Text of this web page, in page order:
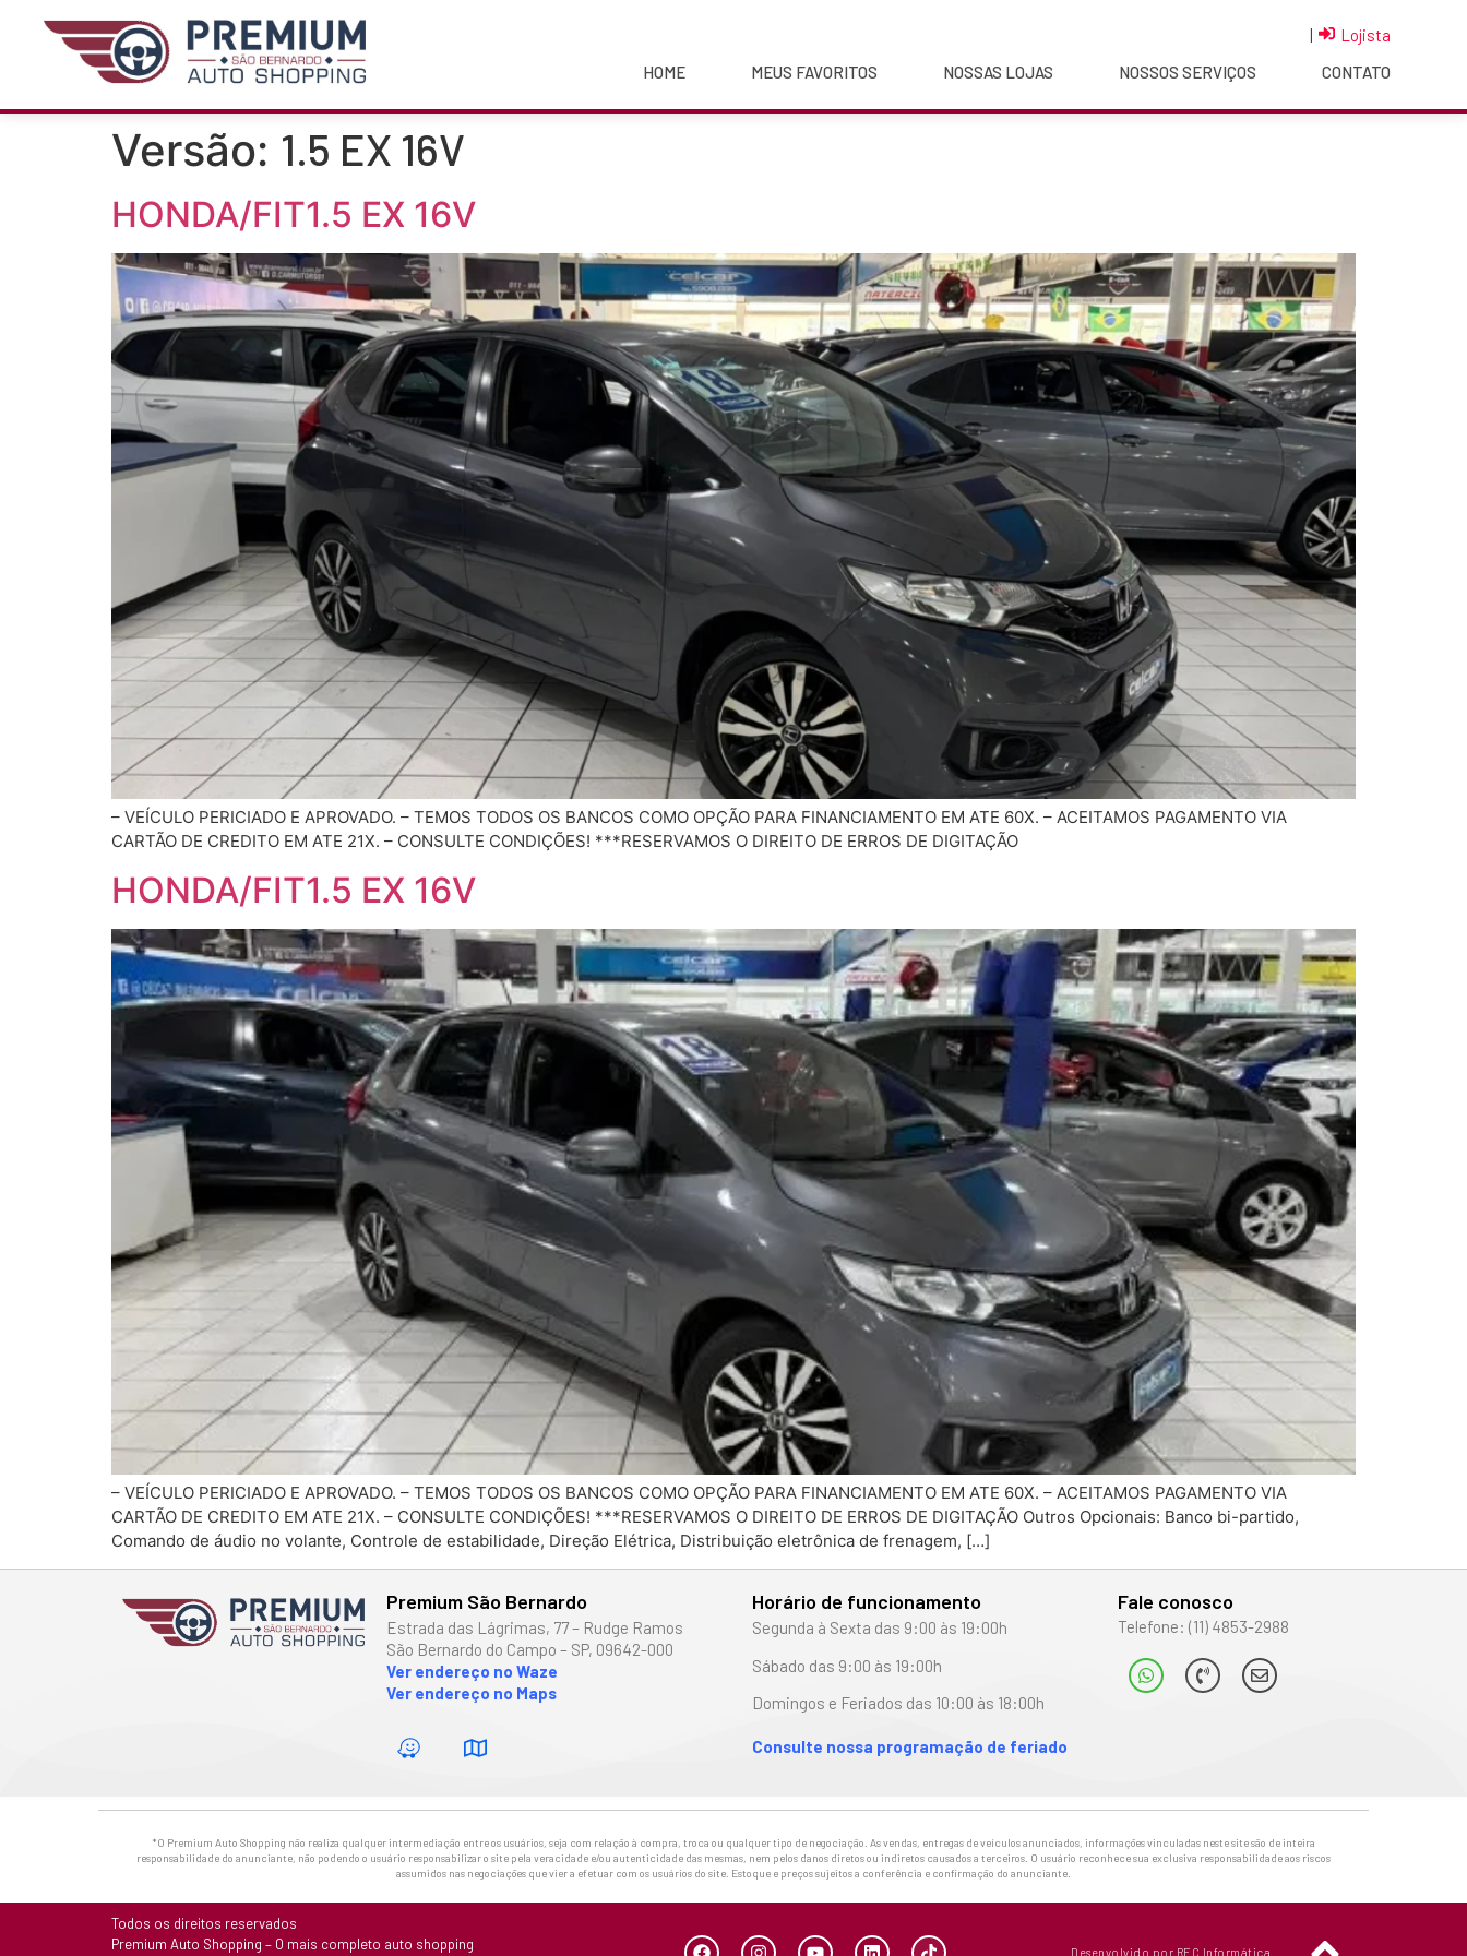
|
Lojista
HOME
MEUS FAVORITOS NOSSAS LOJAS NOSSOS SERVIÇOS CONTATO
Versão: 1.5 EX 16V
HONDA/FIT1.5 EX 16V
– VEÍCULO PERICIADO E APROVADO. – TEMOS TODOS OS BANCOS COMO OPÇÃO PARA FINANCIAMENTO EM ATE 60X. – ACEITAMOS PAGAMENTO VIA
CARTÃO DE CREDITO EM ATE 21X. – CONSULTE CONDIÇÕES! ***RESERVAMOS O DIREITO DE ERROS DE DIGITAÇÃO
HONDA/FIT1.5 EX 16V
– VEÍCULO PERICIADO E APROVADO. – TEMOS TODOS OS BANCOS COMO OPÇÃO PARA FINANCIAMENTO EM ATE 60X. – ACEITAMOS PAGAMENTO VIA
CARTÃO DE CREDITO EM ATE 21X. – CONSULTE CONDIÇÕES! ***RESERVAMOS O DIREITO DE ERROS DE DIGITAÇÃO Outros Opcionais: Banco bi-partido,
Comando de áudio no volante, Controle de estabilidade, Direção Elétrica, Distribuição eletrônica de frenagem, […]
Premium São Bernardo
Estrada das Lágrimas, 77 – Rudge Ramos
São Bernardo do Campo – SP, 09642-000
Ver endereço no Waze
Ver endereço no Maps
Horário de funcionamento
Segunda à Sexta das 9:00 às 19:00h
Sábado das 9:00 às 19:00h
Domingos e Feriados das 10:00 às 18:00h
Consulte nossa programação de feriado
Fale conosco
Telefone: (11) 4853-2988
*O Premium Auto Shopping não realiza qualquer intermediação entre os usuários, seja com relação à compra, troca ou qualquer tipo de negociação. As vendas, entregas de veículos anunciados, informações vinculadas neste site são de inteira
responsabilidade do anunciante, não podendo o usuário responsabilizar o site pela veracidade e/ou autenticidade das mesmas, nem pelos danos diretos ou indiretos causados a terceiros. O usuário reconhece sua exclusiva responsabilidade aos riscos
assumidos nas negociações que vier a efetuar com os usuários do site. Estoque e preços sujeitos a conferência e confirmação do anunciante.
Todos os direitos reservados
Premium Auto Shopping – O mais completo auto shopping
Desenvolvido por REC Informática